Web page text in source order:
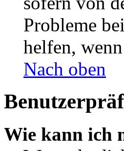
Probleme
helfen,
Nach oben
Wie kann ich